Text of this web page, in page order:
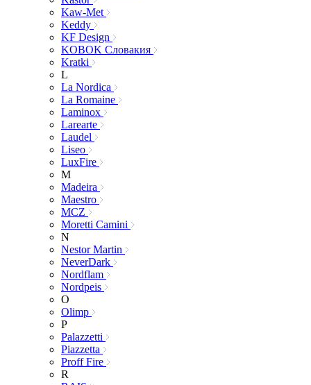
Kaw-Met
Keddy
KF Design
KOBOK Словакия
Kratki
L
La Nordica
La Romaine
Laminox
Larearte
Laudel
Liseo
LuxFire
M
Madeira
Maestro
MCZ
Moretti Camini
N
Nestor Martin
NeverDark
Nordflam
Nordpeis
O
Olimp
P
Palazzetti
Piazzetta
Proff Fire
R